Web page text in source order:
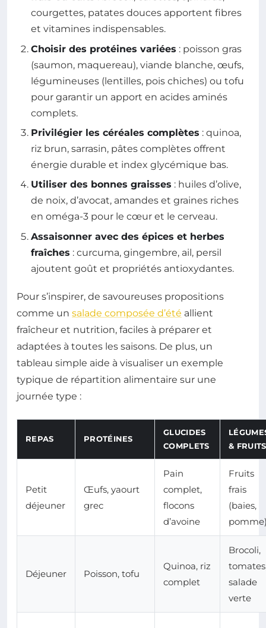
courgettes, patates douces apportent fibres
et vitamines indispensables.
Choisir des protéines variées : poisson gras
(saumon, maquereau), viande blanche, œufs,
légumineuses (lentilles, pois chiches) ou tofu
pour garantir un apport en acides aminés
complets.
Privilégier les céréales complètes : quinoa,
riz brun, sarrasin, pâtes complètes offrent
énergie durable et index glycémique bas.
Utiliser des bonnes graisses : huiles d’olive,
de noix, d’avocat, amandes et graines riches
en oméga-3 pour le cœur et le cerveau.
Assaisonner avec des épices et herbes
fraîches : curcuma, gingembre, ail, persil
ajoutent goût et propriétés antioxydantes.
Pour s’inspirer, de savoureuses propositions
comme un salade composée d’été allient
fraîcheur et nutrition, faciles à préparer et
adaptées à toutes les saisons. De plus, un
tableau simple aide à visualiser un exemple
typique de répartition alimentaire sur une
journée type :
REPAS PROTÉINES
GLUCIDES
COMPLETS
& FRUITS
Petit
déjeuner
Œufs, yaourt
grec
Pain
complet,
flocons
d’avoine
Fruits
frais
(baies,
Déjeuner Poisson, tofu
Quinoa, riz
complet
Brocoli,
salade
verte